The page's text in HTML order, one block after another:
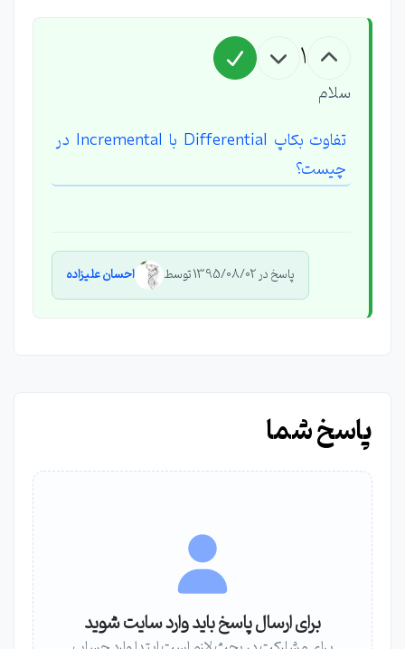
1
سلام
تفاوت بکاپ Differential با Incremental در
چیست؟
پاسخ در 1395/08/02 توسط احسان علیزاده
پاسخ شما
برای ارسال پاسخ باید وارد سایت شوید